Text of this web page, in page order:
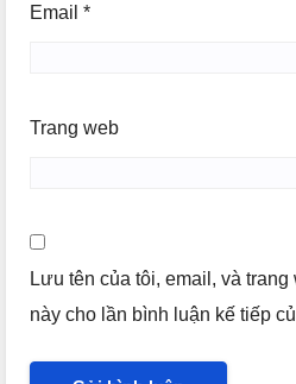
Email *
Trang web
Lưu tên của tôi, email, và
này cho lần bình luận kế tiếp